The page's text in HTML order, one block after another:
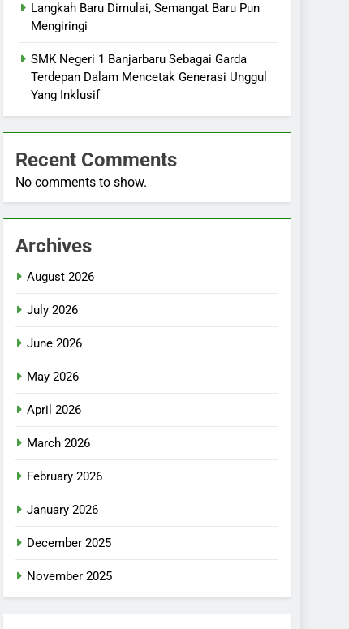
Langkah Baru Dimulai, Semangat Baru Pun
Mengiringi
SMK Negeri 1 Banjarbaru Sebagai Garda
Terdepan Dalam Mencetak Generasi Unggul
Yang Inklusif
Recent Comments
No comments to show.
Archives
August 2026
July 2026
June 2026
May 2026
April 2026
March 2026
February 2026
January 2026
December 2025
November 2025